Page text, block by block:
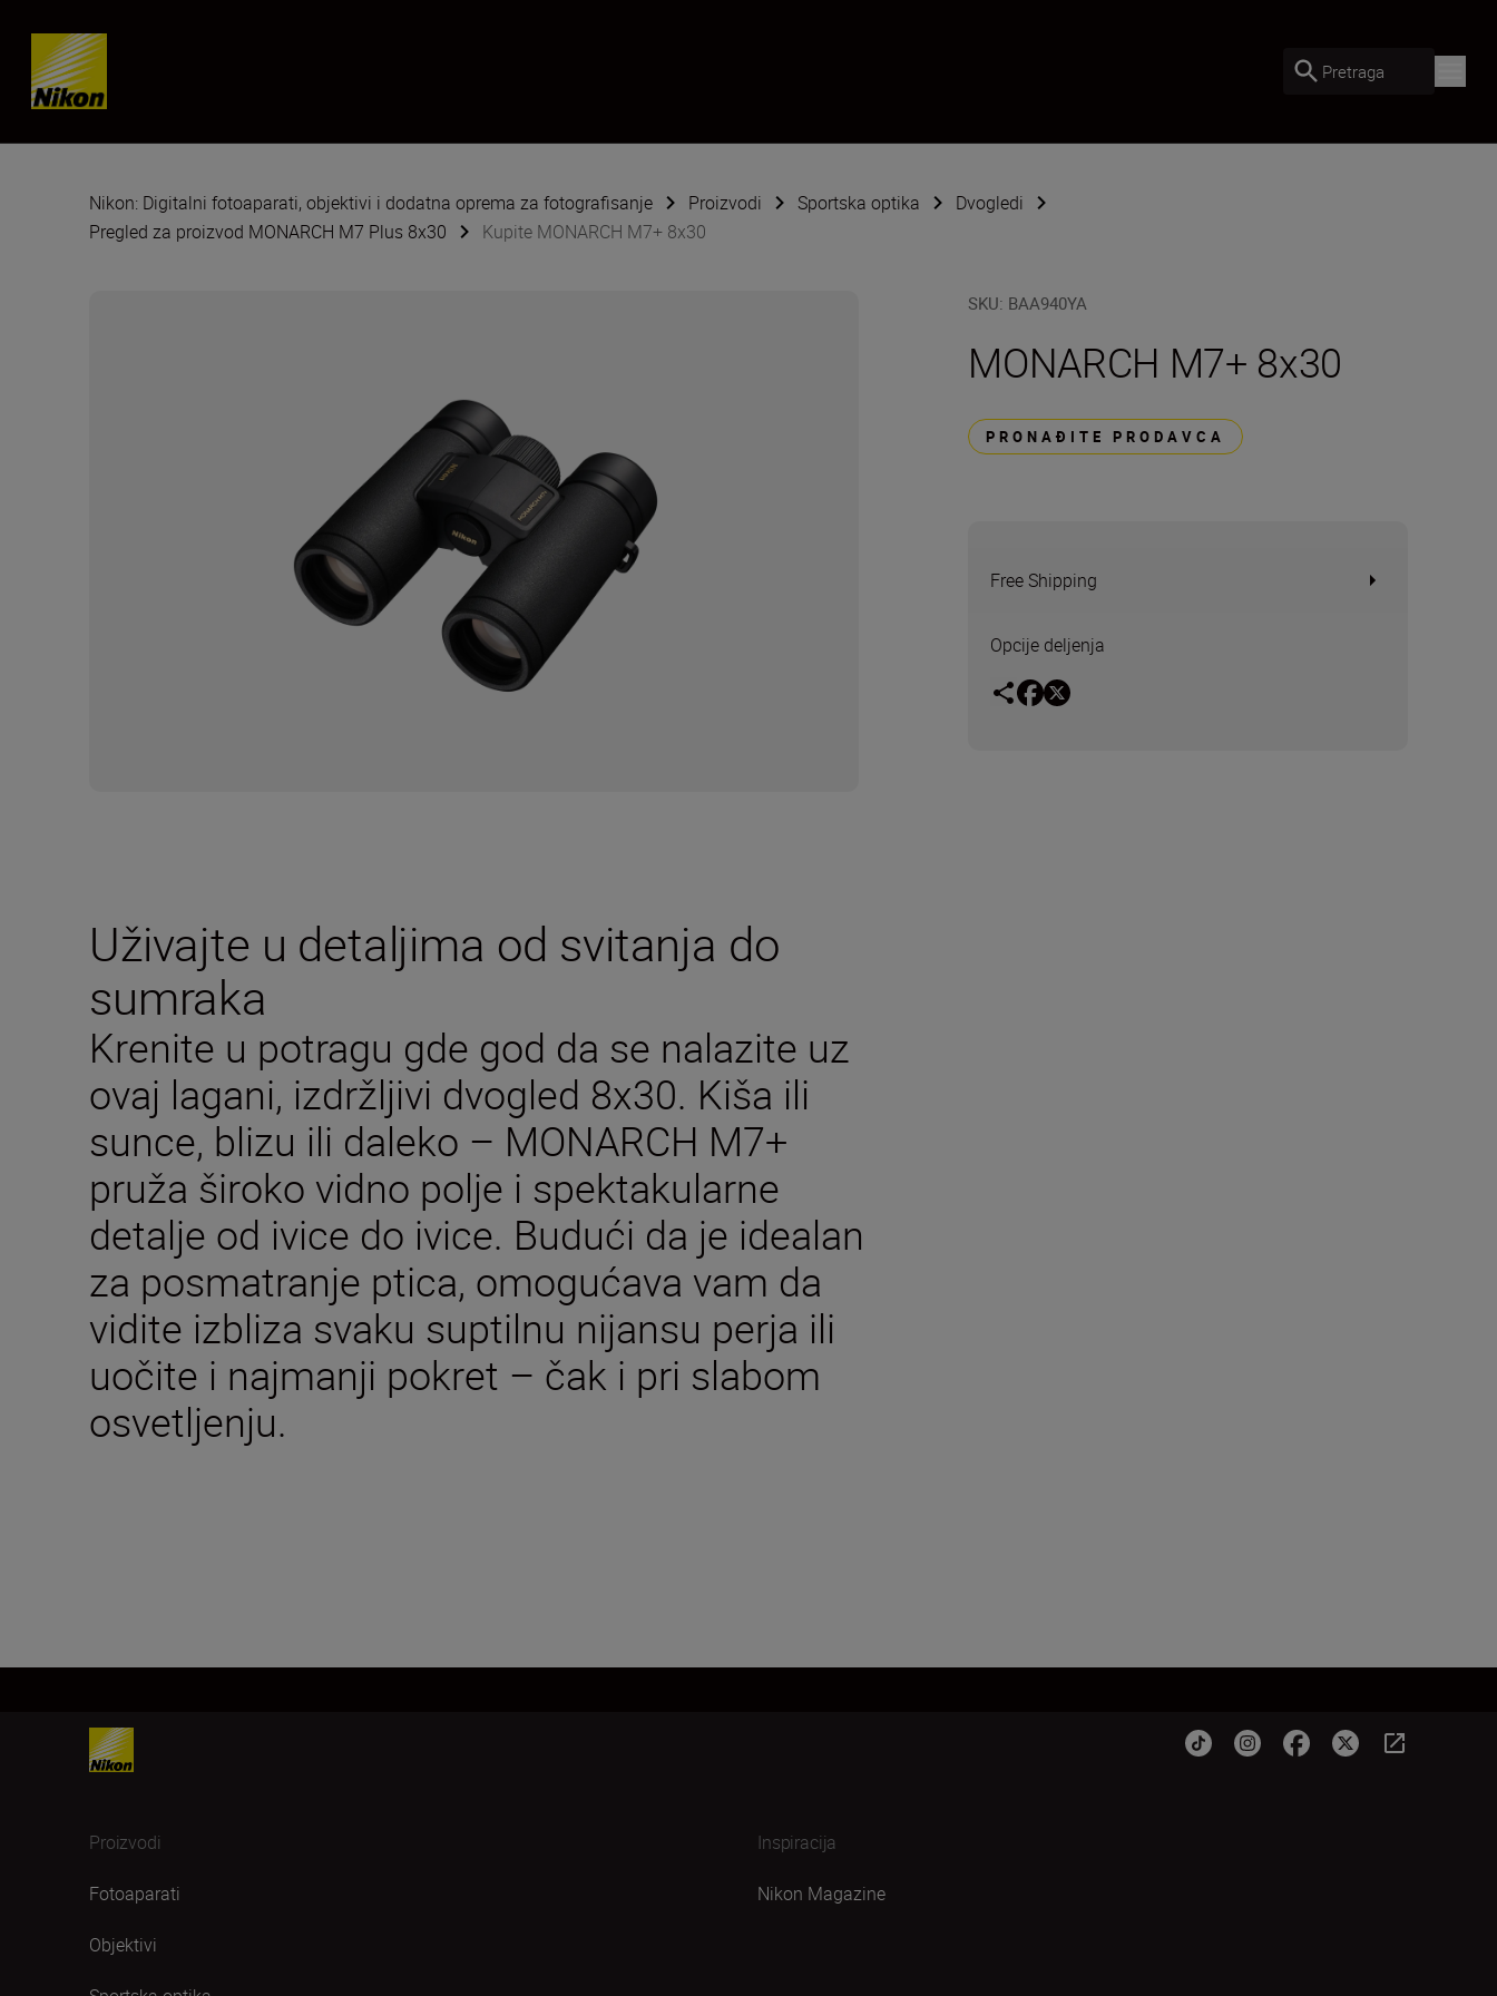
Skip content
Pretraga
Nikon: Digitalni fotoaparati, objektivi i dodatna oprema za fotografisanje Proizvodi Sportska optika
Dvogledi
Pregled za proizvod MONARCH M7 Plus 8x30
Kupite MONARCH M7+ 8x30
SKU: BAA940YA
MONARCH M7+ 8x30
PRONAĐITE PRODAVCA
Free Shipping
Opcije deljenja
Uživajte u detaljima od svitanja do
sumraka
Krenite u potragu gde god da se nalazite uz
ovaj lagani, izdržljivi dvogled 8x30. Kiša ili
sunce, blizu ili daleko – MONARCH M7+
pruža široko vidno polje i spektakularne
detalje od ivice do ivice. Budući da je idealan
za posmatranje ptica, omogućava vam da
vidite izbliza svaku suptilnu nijansu perja ili
uočite i najmanji pokret – čak i pri slabom
osvetljenju.
Proizvodi
Fotoaparati
Objektivi
Inspiracija
Nikon Magazine